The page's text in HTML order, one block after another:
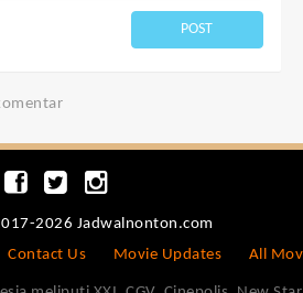
POST
2026 Jadwalnonton.com
Contact Us Movie Updates All